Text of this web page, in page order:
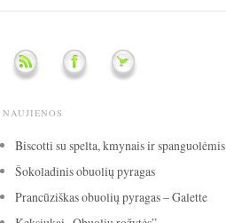
NAUJIENOS
Biscotti su spelta, kmynais ir spanguolėmis
Šokoladinis obuolių pyragas
Prancūziškas obuolių pyragas – Galette